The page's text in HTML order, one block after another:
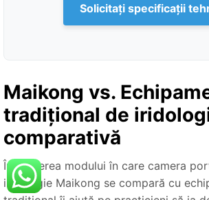
Solicitați specificații
Maikong vs.
tradițional de
comparativă
Înțelegerea modului în care camera
iridologie Maikong se compară cu